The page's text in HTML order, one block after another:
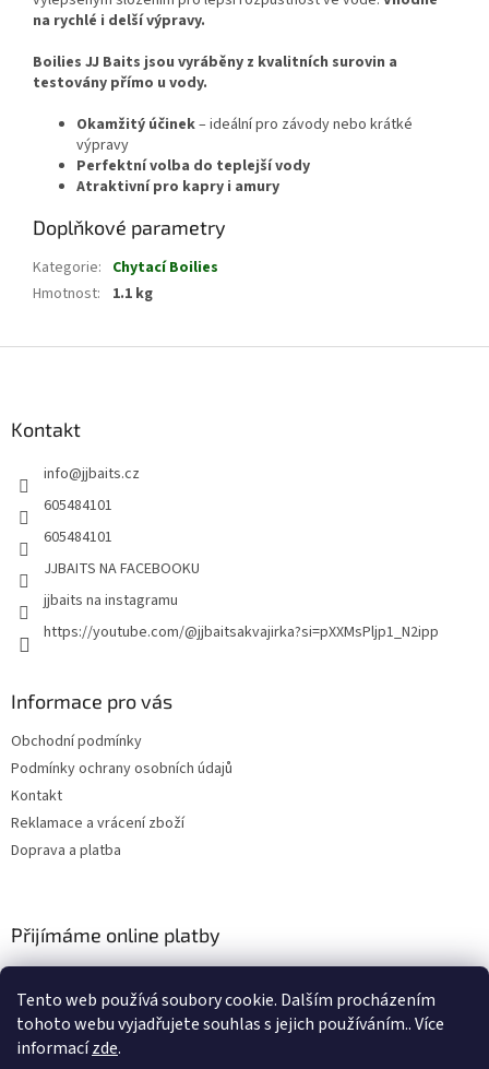
Tento web používá soubory cookie. Dalším procházením
tohoto webu vyjadřujete souhlas s jejich používáním.. Více
informacízde.
na rychlé i delší výpravy.
Boilies JJ Baits jsou vyráběny z kvalitních surovin a
testovány přímo u vody.
Okamžitý účinek– ideální pro závody nebo krátké
výpravy
Perfektní volba do teplejší vody
Atraktivní pro kapry i amury
Doplňkové parametry
Kategorie: Chytací Boilies
Hmotnost: 1.1 kg
Kontakt
info@jjbaits.cz
605484101
605484101
JJBAITS NA FACEBOOKU
jjbaits na instagramu
https://youtube.com/@jjbaitsakvajirka?si=pXXMsPljp1_N2ipp
Informace pro vás
Obchodní podmínky
Podmínky ochrany osobních údajů
Kontakt
Reklamace a vrácení zboží
Doprava a platba
Přijímáme online platby